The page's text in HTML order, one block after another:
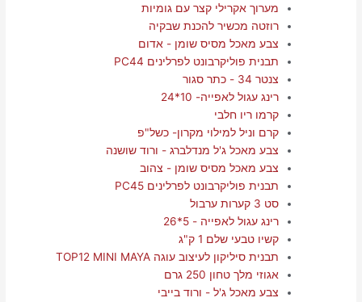
מערוך אקרילי קצר עם גומיות
רוזטה מכשיר להכנת שבקיה
צבע מאכל מסיס שומן - אדום
תבנית פוליקרבונט לפרלינים PC44
צנטר 34 - כתר סגור
רינג עגול לאפייה- 10*24
קרמו ריו חלבי
קרם וניל למילוי מקרון- כשל"פ
צבע מאכל ג'ל מנדלברג - ורוד שושנה
צבע מאכל מסיס שומן - צהוב
תבנית פוליקרבונט לפרלינים PC45
סט 3 קערות ערבול
רינג עגול לאפייה - 5*26
קשיו טבעי שלם 1 ק"ג
תבנית סיליקון לעיצוב עוגה TOP12 MINI MAYA
אגוזי מלך טחון 250 גרם
צבע מאכל ג'ל - ורוד בייבי